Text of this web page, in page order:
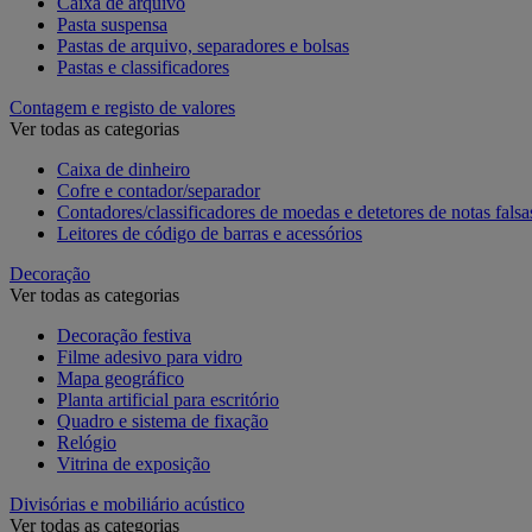
Pasta suspensa
Pastas de arquivo, separadores e bolsas
Pastas e classificadores
Contagem e registo de valores
Ver todas as categorias
Caixa de dinheiro
Cofre e contador/separador
Contadores/classificadores de moedas e detetores de notas
Leitores de código de barras e acessórios
Decoração
Ver todas as categorias
Decoração festiva
Filme adesivo para vidro
Mapa geográfico
Planta artificial para escritório
Quadro e sistema de fixação
Relógio
Vitrina de exposição
Divisórias e mobiliário acústico
Ver todas as categorias